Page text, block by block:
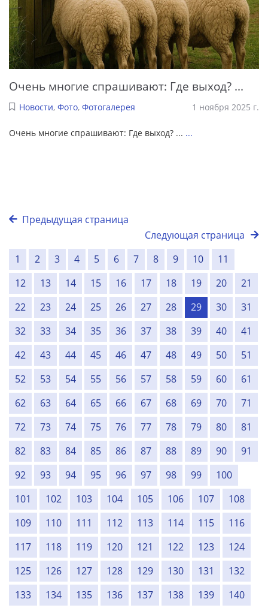
Очень многие спрашивают: Где выход? ...
Новости, Фото, Фотогалерея 1 ноября 2025 г.
Очень многие спрашивают: Где выход? ... ...
Предыдущая страница
Следующая страница
1
2 3 4 5 6 7 8 9 10
11
12
13 14 15 16 17 18 19 20
21
22
23 24 25 26 27 28 29 30
31
32
33 34 35 36 37 38 39 40
41
42
43 44 45 46 47 48 49 50
51
52
53 54 55 56 57 58 59 60
61
62
63 64 65 66 67 68 69 70
71
72
73 74 75 76 77 78 79 80
81
82
83 84 85 86 87 88 89 90
91
92
93 94 95 96 97 98 99
100
101
102 103 104 105 106 107
108
109
110 111 112 113 114 115
116
117
118 119 120 121 122 123
124
125
126 127 128 129 130 131
132
133
134 135 136 137 138 139
140